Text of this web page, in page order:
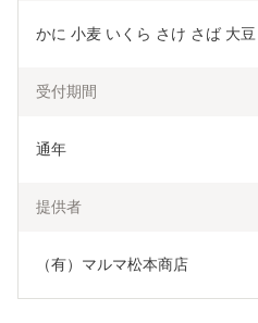
かに 小麦 いくら さけ さば 大豆
受付期間
通年
提供者
（有）マルマ松本商店